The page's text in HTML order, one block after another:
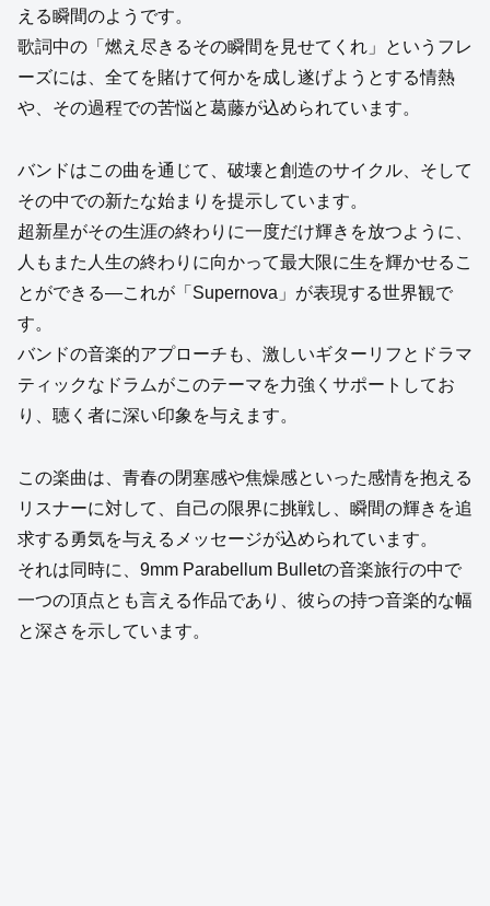
える瞬間のようです。
歌詞中の「燃え尽きるその瞬間を見せてくれ」というフレ
ーズには、全てを賭けて何かを成し遂げようとする情熱
や、その過程での苦悩と葛藤が込められています。
バンドはこの曲を通じて、破壊と創造のサイクル、そして
その中での新たな始まりを提示しています。
超新星がその生涯の終わりに一度だけ輝きを放つように、
人もまた人生の終わりに向かって最大限に生を輝かせるこ
とができる—これが「Supernova」が表現する世界観で
す。
バンドの音楽的アプローチも、激しいギターリフとドラマ
ティックなドラムがこのテーマを力強くサポートしてお
り、聴く者に深い印象を与えます。
この楽曲は、青春の閉塞感や焦燥感といった感情を抱える
リスナーに対して、自己の限界に挑戦し、瞬間の輝きを追
求する勇気を与えるメッセージが込められています。
それは同時に、9mm Parabellum Bulletの音楽旅行の中で
一つの頂点とも言える作品であり、彼らの持つ音楽的な幅
と深さを示しています。